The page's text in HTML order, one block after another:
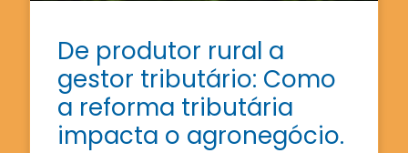
De produtor rural a
gestor tributário: Como
a reforma tributária
impacta o agronegócio.